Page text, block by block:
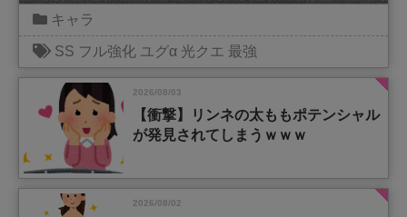
キャラ
SS フル強化 ユグα 光クエ 最強
2026/08/03
【衝撃】リンネの太ももポテンシャル
が発見されてしまうｗｗｗ
2026/08/02